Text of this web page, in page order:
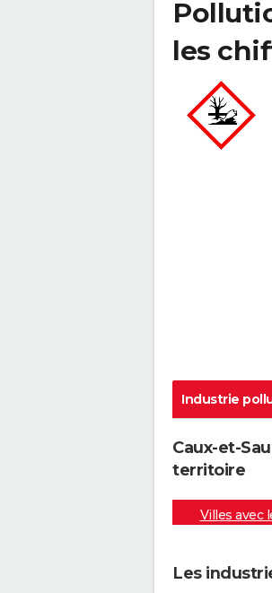
les
Industrie
Caux-et-
territoire
Villes avec
Les